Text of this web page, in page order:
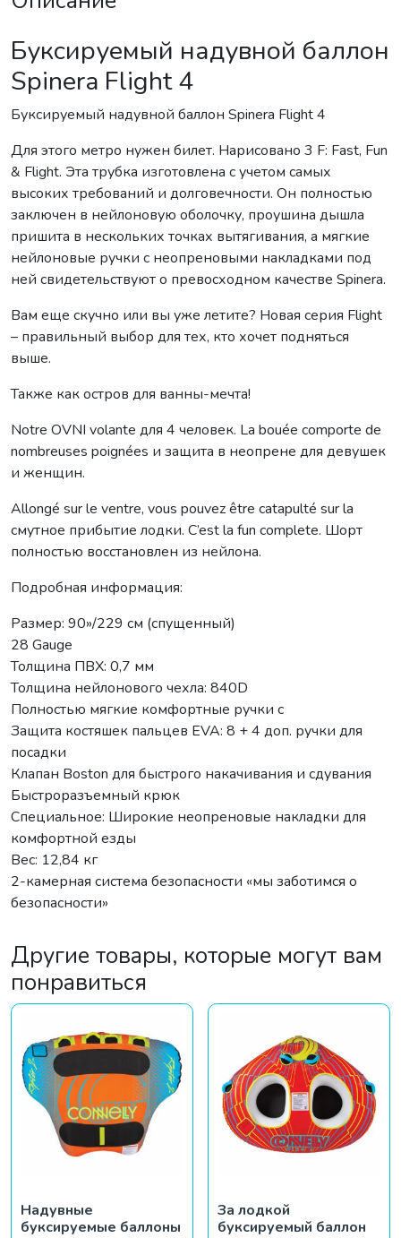
Буксируемый надувной баллон
Spinera Flight 4
Буксируемый надувной баллон Spinera Flight 4
Для этого метро нужен билет. Нарисовано 3 F: Fast, Fun
& Flight. Эта трубка изготовлена ​​с учетом самых
высоких требований и долговечности. Он полностью
заключен в нейлоновую оболочку, проушина дышла
пришита в нескольких точках вытягивания, а мягкие
нейлоновые ручки с неопреновыми накладками под
ней свидетельствуют о превосходном качестве Spinera.
Вам еще скучно или вы уже летите? Новая серия Flight
– правильный выбор для тех, кто хочет подняться
выше.
Также как остров для ванны-мечта!
Notre OVNI volante для 4 человек. La bouée comporte de
nombreuses poignées и защита в неопрене для девушек
и женщин.
Allongé sur le ventre, vous pouvez être catapulté sur la
смутное прибытие лодки. C’est la fun complete. Шорт
полностью восстановлен из нейлона.
Подробная информация:
Размер: 90»/229 см (спущенный)
28 Gauge
Толщина ПВХ: 0,7 мм
Толщина нейлонового чехла: 840D
Полностью мягкие комфортные ручки с
Защита костяшек пальцев EVA: 8 + 4 доп. ручки для
посадки
Клапан Boston для быстрого накачивания и сдувания
Быстроразъемный крюк
Специальное: Широкие неопреновые накладки для
комфортной езды
Вес: 12,84 кг
2-камерная система безопасности «мы заботимся о
безопасности»
Другие товары, которые могут вам
понравиться
Надувные
буксируемые баллоны
За лодкой
буксируемый баллон